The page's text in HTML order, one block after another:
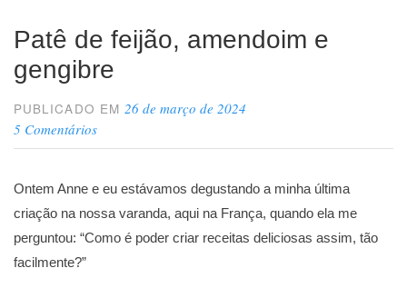
Patê de feijão, amendoim e
gengibre
PUBLICADO EM26 de março de 2024
5 Comentários
Ontem Anne e eu estávamos degustando a minha última
criação na nossa varanda, aqui na França, quando ela me
perguntou: “Como é poder criar receitas deliciosas assim, tão
facilmente?”